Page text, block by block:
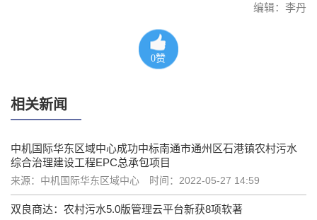
编辑：李丹
0赞
相关新闻
中机国际华东区域中心成功中标南通市通州区石港镇农村污水
综合治理建设工程EPC总承包项目
来源：中机国际华东区域中心 时间：2022-05-27 14:59
双良商达：农村污水5.0版管理云平台新获8项软著